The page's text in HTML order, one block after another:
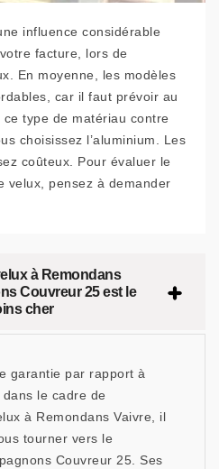
influence considérable
facture, lors de
En moyenne, les modèles
car il faut prévoir au
type de matériau contre
choisissez l’aluminium. Les
coûteux. Pour évaluer le
velux, pensez à demander
à Remondans
Couvreur 25 est le
cher
garantie par rapport à
le cadre de
à Remondans Vaivre, il
tourner vers le
Couvreur 25. Ses